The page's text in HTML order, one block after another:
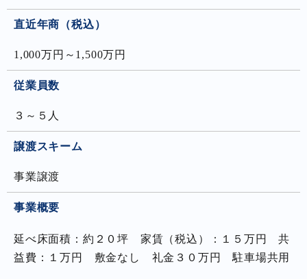
直近年商（税込）
1,000万円～1,500万円
従業員数
３～５人
譲渡スキーム
事業譲渡
事業概要
延べ床面積：約２０坪 家賃（税込）：１５万円 共
益費：１万円 敷金なし 礼金３０万円 駐車場共用